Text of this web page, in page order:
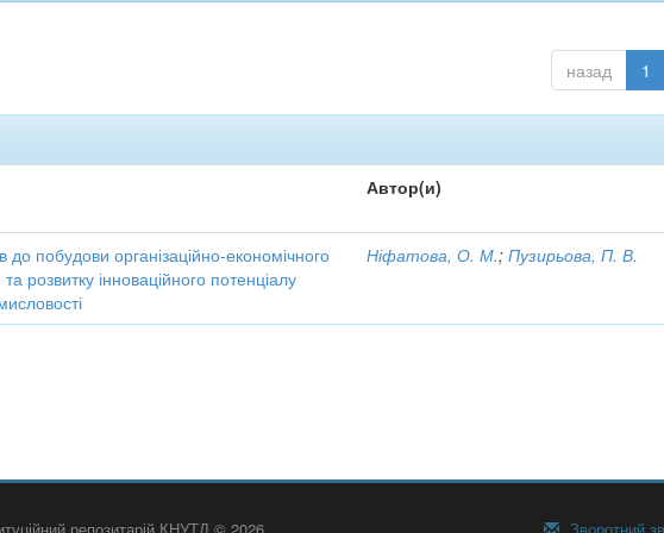
назад 1
Автор(и)
до побудови організаційно-економічного
розвитку інноваційного потенціалу
Ніфатова, О. М.;Пузирьова, П. В.